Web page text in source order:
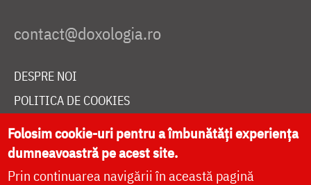
DESPRE NOI
POLITICA DE COOKIES
DONEAZĂ ONLINE PENTRU CATEDRALA NAȚIONALĂ
LIVE
Folosim cookie-uri pentru a îmbunătăți experiența
dumneavoastră pe acest site.
Prin continuarea navigării în această pagină